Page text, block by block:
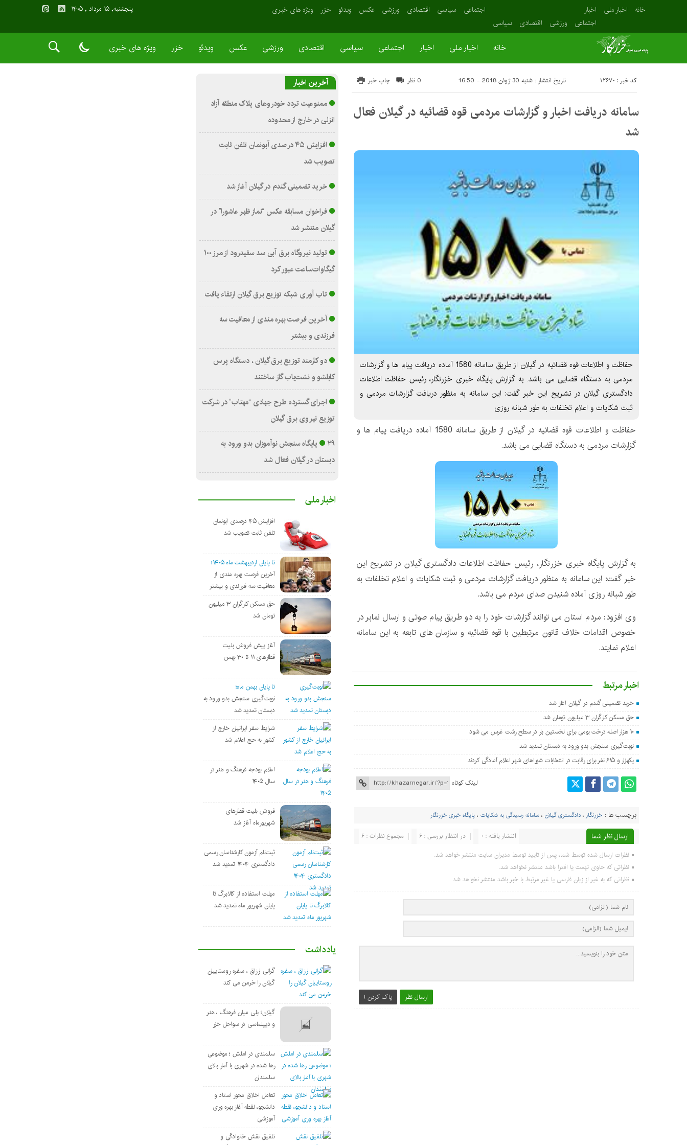
خانه اخبار ملی
اخبار
اجتماعی
ورزشی اقتصادی سیاسی
اجتماعی سیاسی اقتصادی ورزشی عکس ویدئو خزر ویژه های خبری پنجشنبه, ۱۵ مرداد , ۱۴۰۵
خانه اخبار ملی اخبار اجتماعی سیاسی اقتصادی ورزشی عکس ویدئو خزر ویژه های خبری
تاریخ انتشار : شنبه 30 ژوئن 2018 - 16:50 کد خبر : 12670 چاپ خبر 0 نظر
سامانه دریافت اخبار و گزارشات مردمی قوه قضائیه در گیلان فعال
شد
حفاظت و اطلاعات قوه قضائیه در گیلان از طریق سامانه 1580 آماده دریافت پیام ها و گزارشات
مردمی به دستگاه قضایی می باشد. به گزارش پایگاه خبری خزرنگار، رئیس حفاظت اطلاعات
دادگستری گیلان در تشریح این خبر گفت: این سامانه به منظور دریافت گزارشات مردمی و
ثبت شکایات و اعلام تخلفات به طور شبانه روزی
حفاظت و اطلاعات قوه قضائیه در گیلان از طریق سامانه 1580 آماده دریافت پیام ها و
گزارشات مردمی به دستگاه قضایی می باشد.
به گزارش پایگاه خبری خزرنگار، رئیس حفاظت اطلاعات دادگستری گیلان در تشریح این
خبر گفت: این سامانه به منظور دریافت گزارشات مردمی و ثبت شکایات و اعلام تخلفات به
طور شبانه روزی آماده شنیدن صدای مردم می باشد.
وی افزود: مردم استان می توانند گزارشات خود را به دو طریق پیام صوتی و ارسال نمابر در
خصوص اقدامات خلاف قانون مرتبطین با قوه قضائیه و سازمان های تابعه به این سامانه
اعلام نمایند.
اخبار مرتبط
خرید تضمینی گندم در گیلان آغاز شد
حق مسکن کارگران ۳ میلیون تومان شد
۱۰ هزار اصله درخت بومی برای نخستین بار در سطح رشت غرس می شود
نوبت‌گیری سنجش بدو ورود به دبستان تمدید شد
یکهزار و ۶۱۵ نفر برای رقابت در انتخابات شوراهای شهر اعلام آمادگی کردند
لینک کوتاه
برچسب ها : خزرنگار ،دادگستری گیلان ،سامانه رسیدگی به شکایات ،پایگاه خبری خزرنگار
ارسال نظر شما مجموع نظرات : 6 در انتظار بررسی : 6 انتشار یافته : 0
نظرات ارسال شده توسط شما، پس از تایید توسط مدیران سایت منتشر خواهد شد.
نظراتی که حاوی تهمت یا افترا باشد منتشر نخواهد شد.
نظراتی که به غیر از زبان فارسی یا غیر مرتبط با خبر باشد منتشر نخواهد شد.
ارسال نظر پاک کردن !
آخرین اخبار
ممنوعیت تردد خودروهای پلاک منطقه آزاد
انزلی در خارج از محدوده
افزایش ۴۵ درصدی آبونمان تلفن ثابت
تصویب شد
خرید تضمینی گندم در گیلان آغاز شد
فراخوان مسابقه عکس “نماز ظهر عاشورا” در
گیلان منتشر شد
تولید نیروگاه برق‌ آبی سد سفیدرود از مرز ۱۰۰
گیگاوات‌ساعت عبور کرد
تاب آوری شبکه توزیع برق گیلان ارتقاء یافت
آخرین فرصت بهره مندی از معافیت سه
فرزندی و بیشتر
دو کارمند توزیع برق گیلان ، دستگاه پرس
کابلشو و نشت‌یاب گاز ساختند
اجرای گسترده طرح جهادی “مهتاب” در شرکت
توزیع نیروی برق گیلان
۲۹ پایگاه سنجش نوآموزان بدو ورود به
دبستان در گیلان فعال شد
اخبار ملی
افزایش ۴۵ درصدی آبونمان
تلفن ثابت تصویب شد
تا پایان اردیبهشت ماه ۱۴۰۵؛
آخرین فرصت بهره مندی از
معافیت سه فرزندی و بیشتر
حق مسکن کارگران ۳ میلیون
تومان شد
آغاز پیش فروش بلیت‌
قطارهای ۱۱ تا ۳۰ بهمن
تا پایان بهمن ماه؛
نوبت‌گیری سنجش بدو ورود به
دبستان تمدید شد
شرایط سفر ایرانیان خارج از
کشور به حج اعلام شد
اعلام بودجه فرهنگ و هنر در
سال ۱۴۰۵
فروش بلیت قطارهای
شهریورماه آغاز شد
ثبت‌نام آزمون کارشناسان رسمی
دادگستری ۱۴۰۴ تمدید شد
مهلت استفاده از کالابرگ تا
پایان شهریور ماه تمدید شد
یادداشت
گرانی ارزاق ، سفره روستاییان
گیلان را خرمن می کند
گیلان؛ پلی میان فرهنگ ، هنر
و دیپلماسی در سواحل خزر
سالمندی در املش ؛ موضوعی
رها شده در شهری با آمار بالای
سالمندان
تعامل اخلاق‌ محور استاد و
دانشجو، نقطه آغاز بهره ‌وری
آموزشی
تلفیق نقش خانوادگی و